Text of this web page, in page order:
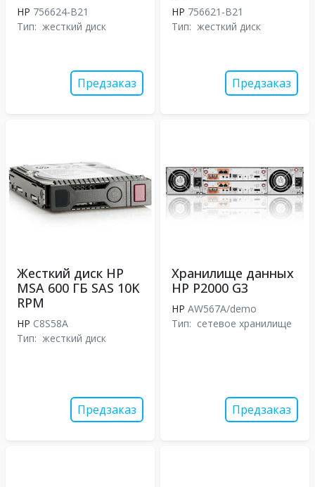
HP 756624-B21
Тип: жесткий диск
Предзаказ
HP 756621-B21
Тип: жесткий диск
Предзаказ
Жесткий диск HP
MSA 600 ГБ SAS 10K
RPM
HP C8S58A
Тип: жесткий диск
Предзаказ
Хранилище данных
HP P2000 G3
HP AW567A/demo
Тип: сетевое хранилище
Предзаказ